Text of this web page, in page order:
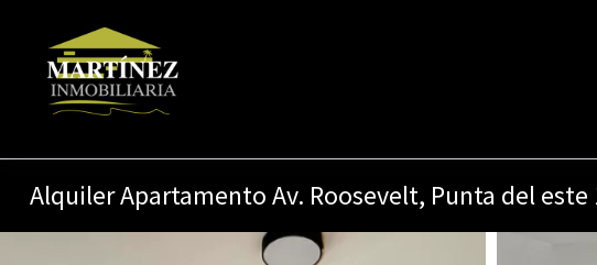
Alquiler Apartamento Av. Roosevelt, Punta del este